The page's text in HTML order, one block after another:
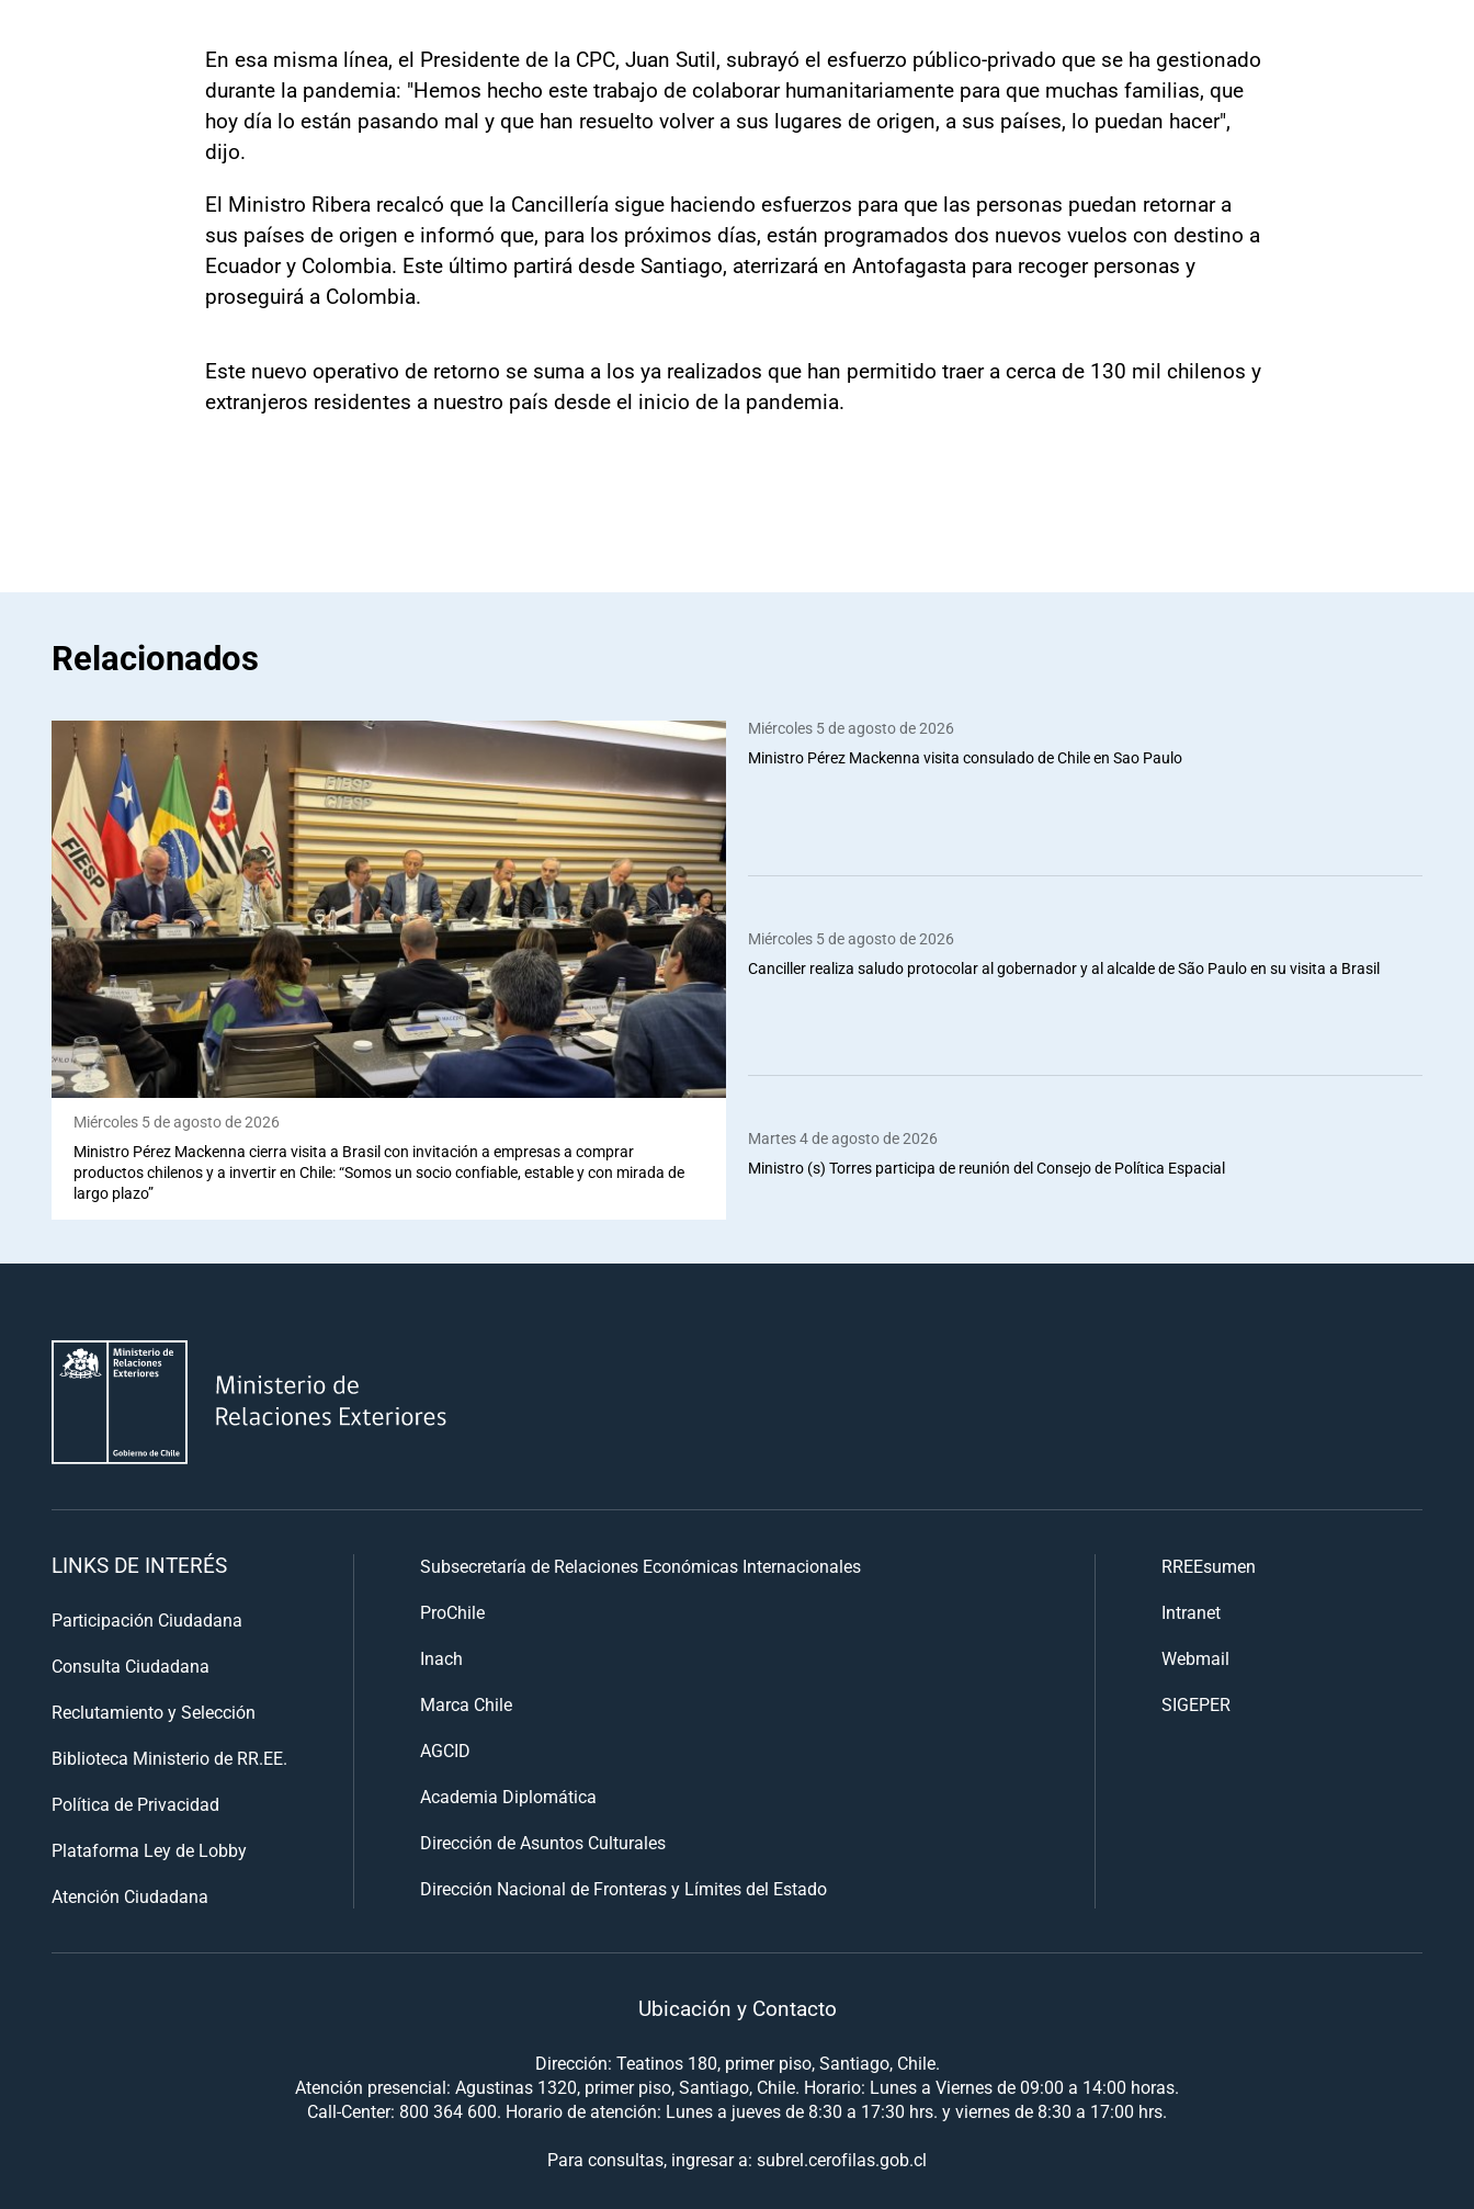
En esa misma línea, el Presidente de la CPC, Juan Sutil, subrayó el esfuerzo público-privado que se ha gestionado
durante la pandemia: "Hemos hecho este trabajo de colaborar humanitariamente para que muchas familias, que
hoy día lo están pasando mal y que han resuelto volver a sus lugares de origen, a sus países, lo puedan hacer",
dijo.
El Ministro Ribera recalcó que la Cancillería sigue haciendo esfuerzos para que las personas puedan retornar a
sus países de origen e informó que, para los próximos días, están programados dos nuevos vuelos con destino a
Ecuador y Colombia. Este último partirá desde Santiago, aterrizará en Antofagasta para recoger personas y
proseguirá a Colombia.
Este nuevo operativo de retorno se suma a los ya realizados que han permitido traer a cerca de 130 mil chilenos y
extranjeros residentes a nuestro país desde el inicio de la pandemia.
Relacionados
Miércoles 5 de agosto de 2026
Ministro Pérez Mackenna cierra visita a Brasil con invitación a empresas a comprar
productos chilenos y a invertir en Chile: “Somos un socio confiable, estable y con mirada de
largo plazo”
Miércoles 5 de agosto de 2026
Ministro Pérez Mackenna visita consulado de Chile en Sao Paulo
Miércoles 5 de agosto de 2026
Canciller realiza saludo protocolar al gobernador y al alcalde de São Paulo en su visita a Brasil
Martes 4 de agosto de 2026
Ministro (s) Torres participa de reunión del Consejo de Política Espacial
LINKS DE INTERÉS
Participación Ciudadana
Consulta Ciudadana
Reclutamiento y Selección
Biblioteca Ministerio de RR.EE.
Política de Privacidad
Plataforma Ley de Lobby
Atención Ciudadana
Subsecretaría de Relaciones Económicas Internacionales
ProChile
Inach
Marca Chile
AGCID
Academia Diplomática
Dirección de Asuntos Culturales
Dirección Nacional de Fronteras y Límites del Estado
RREEsumen
Intranet
Webmail
SIGEPER
Ubicación y Contacto
Dirección: Teatinos 180, primer piso, Santiago, Chile.
Atención presencial: Agustinas 1320, primer piso, Santiago, Chile. Horario: Lunes a Viernes de 09:00 a 14:00 horas.
Call-Center: 800 364 600. Horario de atención: Lunes a jueves de 8:30 a 17:30 hrs. y viernes de 8:30 a 17:00 hrs.
Para consultas, ingresar a: subrel.cerofilas.gob.cl